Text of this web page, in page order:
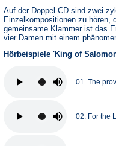
Auf der Doppel-CD sind zwei
Einzelkompositionen zu hören,
gemeinsame Klammer ist das
vier Damen mit einem
Hörbeispiele 'King of
01. The
02. For the